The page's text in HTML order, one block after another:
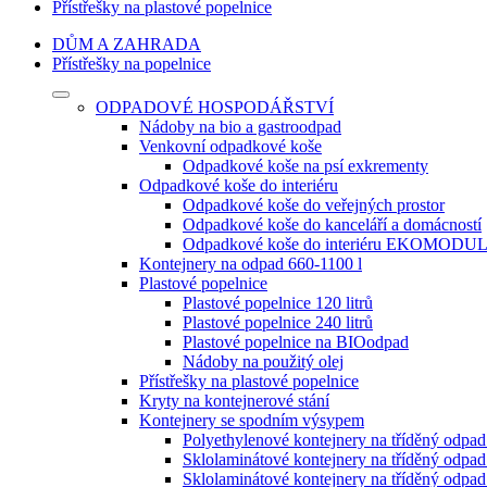
Přístřešky na plastové popelnice
DŮM A ZAHRADA
Přístřešky na popelnice
ODPADOVÉ HOSPODÁŘSTVÍ
Nádoby na bio a gastroodpad
Venkovní odpadkové koše
Odpadkové koše na psí exkrementy
Odpadkové koše do interiéru
Odpadkové koše do veřejných prostor
Odpadkové koše do kanceláří a domácností
Odpadkové koše do interiéru EKOMODUL
Kontejnery na odpad 660-1100 l
Plastové popelnice
Plastové popelnice 120 litrů
Plastové popelnice 240 litrů
Plastové popelnice na BIOodpad
Nádoby na použitý olej
Přístřešky na plastové popelnice
Kryty na kontejnerové stání
Kontejnery se spodním výsypem
Polyethylenové kontejnery na tříděný
Sklolaminátové kontejnery na tříděný
Sklolaminátové kontejnery na tříděný